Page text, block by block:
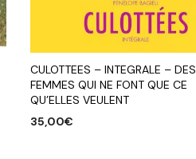
CULOTTEES – INTEGRALE – DES
FEMMES QUI NE FONT QUE CE
QU’ELLES VEULENT
35,00€